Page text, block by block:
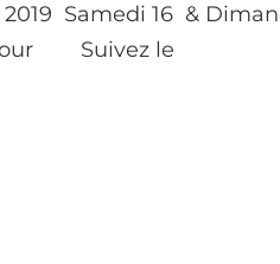
Samedi 16 &
jour Suivez le